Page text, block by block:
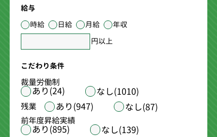
給与
時給
日給 月給
年収
円以上
こだわり条件
裁量労働制
あり(24) なし(1010)
残業 あり(947) なし(87)
前年度昇給実績
あり(895) なし(139)